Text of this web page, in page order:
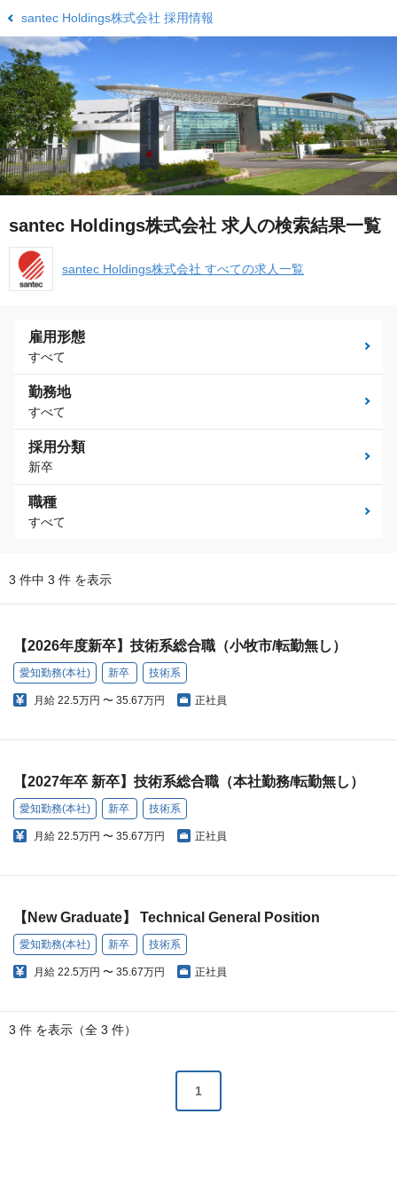
santec Holdings株式会社 採用情報
santec Holdings株式会社 求人の検索結果一覧
santec Holdings株式会社 すべての求人一覧
雇用形態
すべて
勤務地
すべて
採用分類
新卒
職種
すべて
3 件中 3 件 を表示
【2026年度新卒】技術系総合職（小牧市/転勤無し）
愛知勤務(本社) 新卒 技術系
月給 22.5万円 〜 35.67万円 正社員
【2027年卒 新卒】技術系総合職（本社勤務/転勤無し）
愛知勤務(本社) 新卒 技術系
月給 22.5万円 〜 35.67万円 正社員
【New Graduate】 Technical General Position
愛知勤務(本社) 新卒 技術系
月給 22.5万円 〜 35.67万円 正社員
3 件 を表示（全 3 件）
1